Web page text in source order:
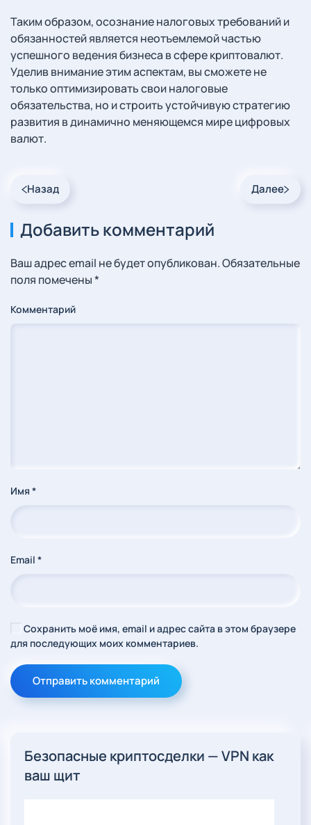
Таким образом, осознание налоговых требований и
обязанностей является неотъемлемой частью
успешного ведения бизнеса в сфере криптовалют.
Уделив внимание этим аспектам, вы сможете не
только оптимизировать свои налоговые
обязательства, но и строить устойчивую стратегию
развития в динамично меняющемся мире цифровых
валют.
Назад Далее
Добавить комментарий
Ваш адрес email не будет опубликован. Обязательные
поля помечены*
Комментарий
Имя *
Email *
Сохранить моё имя, email и адрес сайта в этом браузере
для последующих моих комментариев.
Отправить комментарий
Безопасные криптосделки — VPN как
ваш щит